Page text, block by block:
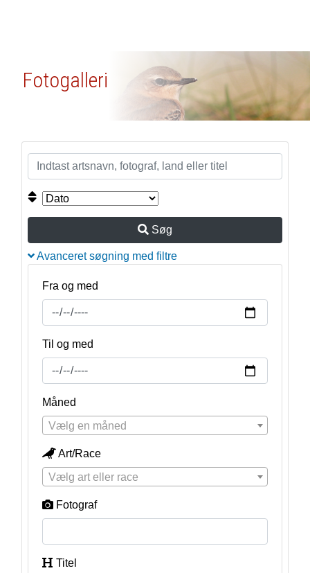
Fotogalleri
Søg
Avanceret søgning med filtre
Fra og med
Til og med
Måned
Vælg en måned
Art/Race
Vælg art eller race
Fotograf
Titel